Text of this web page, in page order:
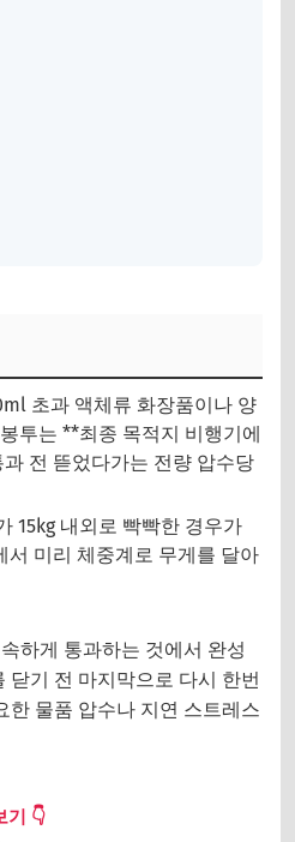
초과 액체류 화장품이나 양
투는 **최종 목적지 비행기에
전 뜯었다가는 전량 압수당
15kg 내외로 빡빡한 경우가
서 미리 체중계로 무게를 달아
하게 통과하는 것에서 완성
기 전 마지막으로 다시 한번
한 물품 압수나 지연 스트레스
기 👇